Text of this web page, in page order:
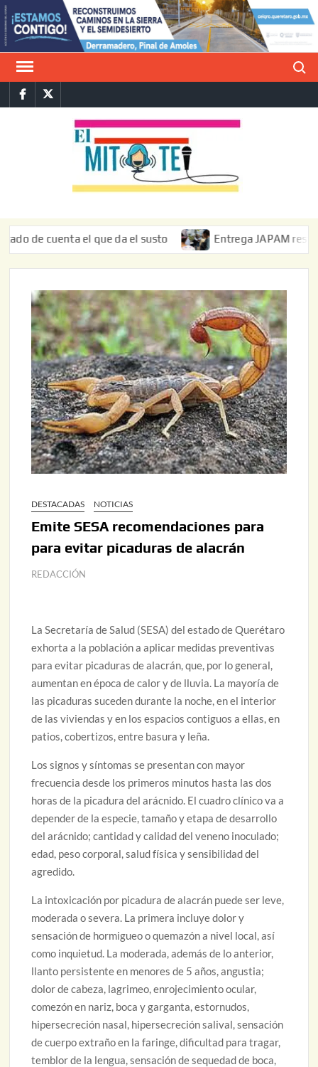
Saltar
al
contenido
FacebookTwitter
el que da el susto Entrega JAPAM
DESTACADAS NOTICIAS
Emite SESA recomendaciones para
para evitar picaduras de alacrán
REDACCIÓN
La Secretaría de Salud (SESA) del estado de Querétaro
exhorta a la población a aplicar medidas preventivas
para evitar picaduras de alacrán, que, por lo general,
aumentan en época de calor y de lluvia. La mayoría de
las picaduras suceden durante la noche, en el interior
de las viviendas y en los espacios contiguos a ellas, en
patios, cobertizos, entre basura y leña.
Los signos y síntomas se presentan con mayor
frecuencia desde los primeros minutos hasta las dos
horas de la picadura del arácnido. El cuadro clínico va a
depender de la especie, tamaño y etapa de desarrollo
del arácnido; cantidad y calidad del veneno inoculado;
edad, peso corporal, salud física y sensibilidad del
agredido.
La intoxicación por picadura de alacrán puede ser leve,
moderada o severa. La primera incluye dolor y
sensación de hormigueo o quemazón a nivel local, así
como inquietud. La moderada, además de lo anterior,
llanto persistente en menores de 5 años, angustia;
dolor de cabeza, lagrimeo, enrojecimiento ocular,
comezón en nariz, boca y garganta, estornudos,
hipersecreción nasal, hipersecreción salival, sensación
de cuerpo extraño en la faringe, dificultad para tragar,
temblor de la lengua, sensación de sequedad de boca,